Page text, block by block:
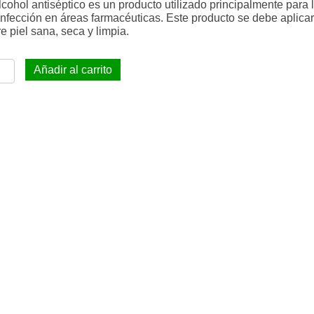
c
antiséptico es un producto utilizado principalmente para
en áreas farmacéuticas. Este producto se debe aplicar
piel sana, seca y limpia.
Añadir al carrito